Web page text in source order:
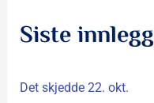
t
e
Siste innlegg
Det skjedde 22. okt.